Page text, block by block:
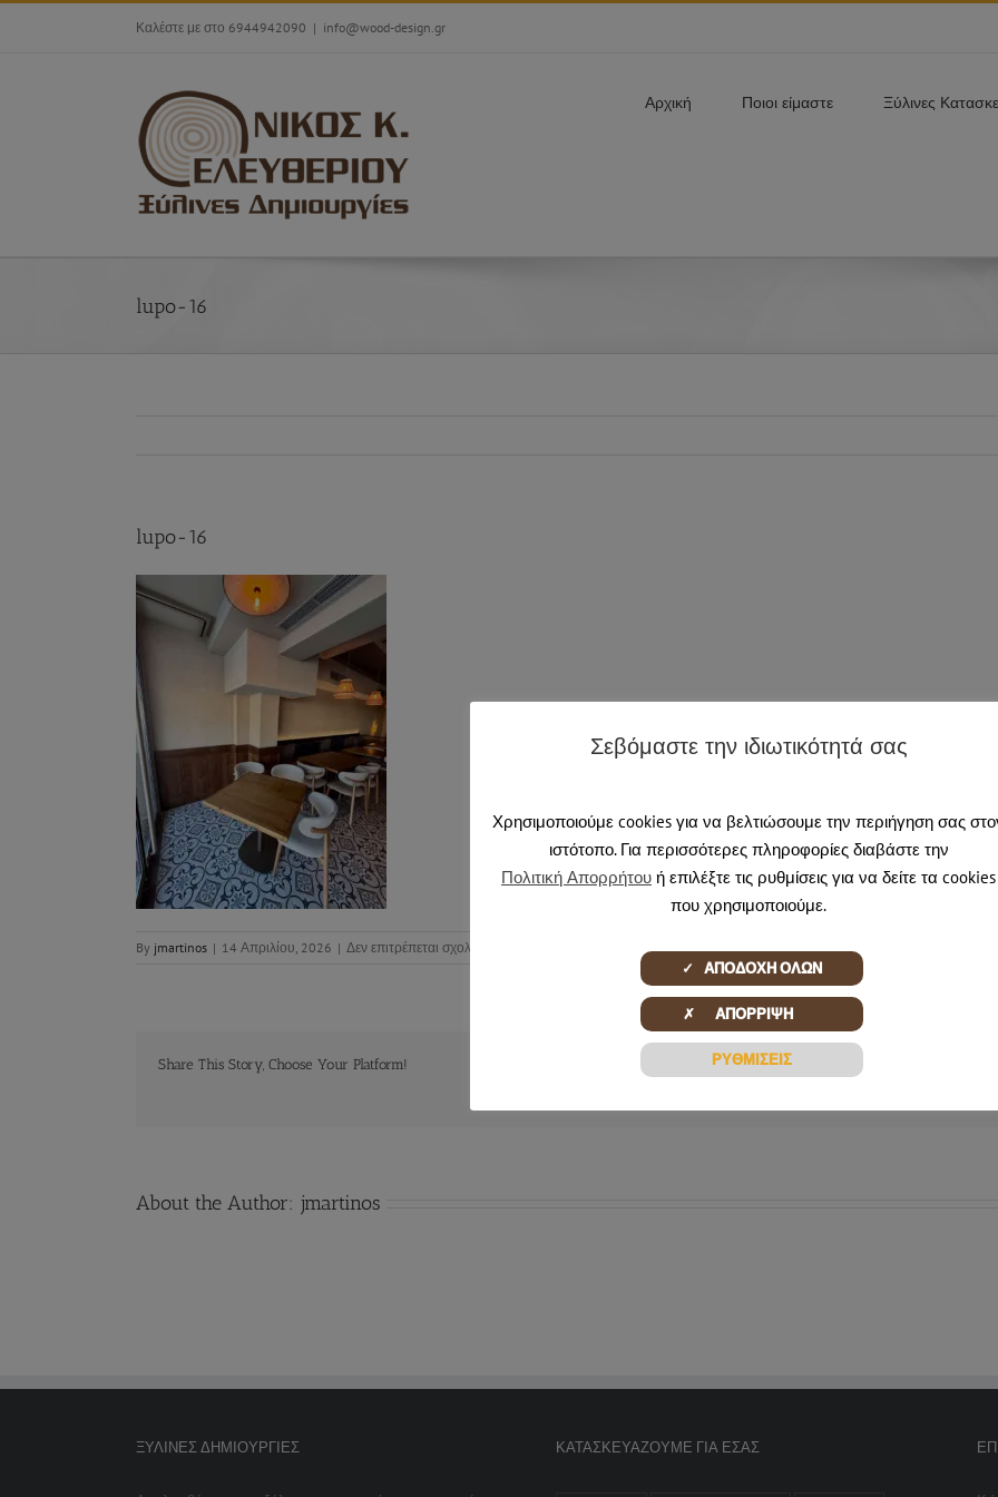
Skip
Καλέστε με στο 6944942090 | info@wood-design.gr
Αρχική Ποιοι είμαστε Ξύλινες
lupo-16
lupo-16
By jmartinos | 14 Απριλίου, 2026 | Δεν επιτρέπεται σχολιασμός
Share This Story, Choose Your Platform!
About the Author: jmartinos
ΞΎΛΙΝΕΣ ΔΗΜΙΟΥΡΓΊΕΣ ΚΑΤΑΣΚΕΥΆΖΟΥΜΕ ΓΙΑ ΕΣΆΣ
Σεβόμαστε την ιδιωτικότητά σας
Χρησιμοποιούμε cookies για να βελτιώσουμε την περιήγηση σας
ιστότοπο. Για περισσότερες πληροφορίες διαβάστε την
Πολιτική Απορρήτου ή επιλέξτε τις ρυθμίσεις για να δείτε τα cookies
που χρησιμοποιούμε.
ΡΥΘΜΙΣΕΙΣ
✓ ΑΠΟΔΟΧΗ ΟΛΩΝ
✗ ΑΠΟΡΡΙΨΗ